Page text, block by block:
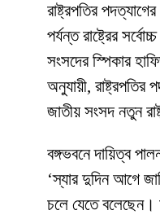
রাষ্ট্রপতির
পর্যন্ত রাষ্ট্রের
সংসদের স্পিকার
অনুযায়ী,
জাতীয় সংসদ নতুন
বঙ্গভবনে দায়িত্ব
‘স্যার দুদিন আগে
চলে যেতে